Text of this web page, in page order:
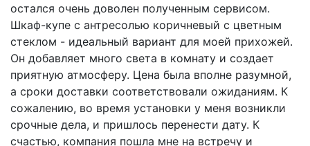
остался очень доволен полученным сервисом.
Шкаф-купе с антресолью коричневый с цветным
стеклом - идеальный вариант для моей прихожей.
Он добавляет много света в комнату и создает
приятную атмосферу. Цена была вполне разумной,
а сроки доставки соответствовали ожиданиям. К
сожалению, во время установки у меня возникли
срочные дела, и пришлось перенести дату. К
счастью, компания пошла мне на встречу и